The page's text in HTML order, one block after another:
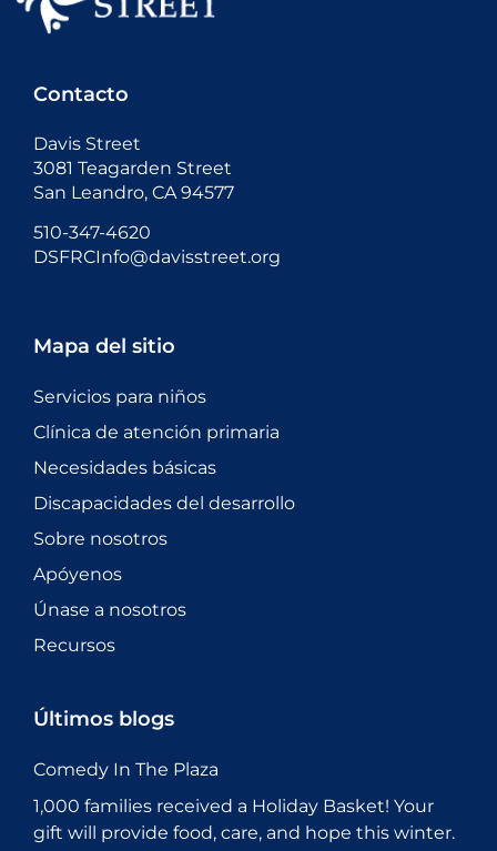
Contacto
Davis Street
3081 Teagarden Street
San Leandro, CA 94577
510-347-4620
DSFRCInfo@davisstreet.org
Mapa del sitio
Servicios para niños
Clínica de atención primaria
Necesidades básicas
Discapacidades del desarrollo
Sobre nosotros
Apóyenos
Únase a nosotros
Recursos
Últimos blogs
Comedy In The Plaza
1,000 families received a Holiday Basket! Your
gift will provide food, care, and hope this winter.